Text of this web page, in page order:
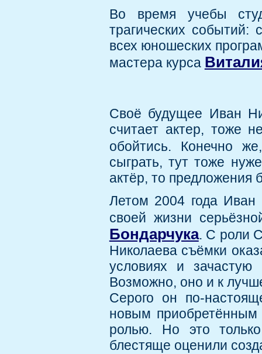
Во время учебы
трагических
всех юношеских
мастера курса
Своё будущее Иван
считает актер, тоже
обойтись. Конечно
сыграть, тут тоже
актёр, то предложения
Летом 2004 года Иван
своей жизни
Бондарчука. С роли
Николаева съёмки
условиях и
Возможно, оно и к
Серого он по-
новым
ролью. Но это
блестяще оценили